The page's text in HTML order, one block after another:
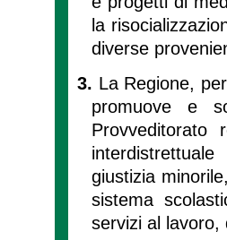
la
diverse
3. La Regione,
promuove e
Provveditorato
giustizia
sistema
servizi al lavoro,